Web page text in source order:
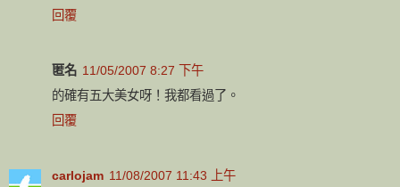
回覆
匿名 11/05/2007 8:27 下午
的確有五大美女呀！我都看過了。
回覆
carlojam 11/08/2007 11:43 上午